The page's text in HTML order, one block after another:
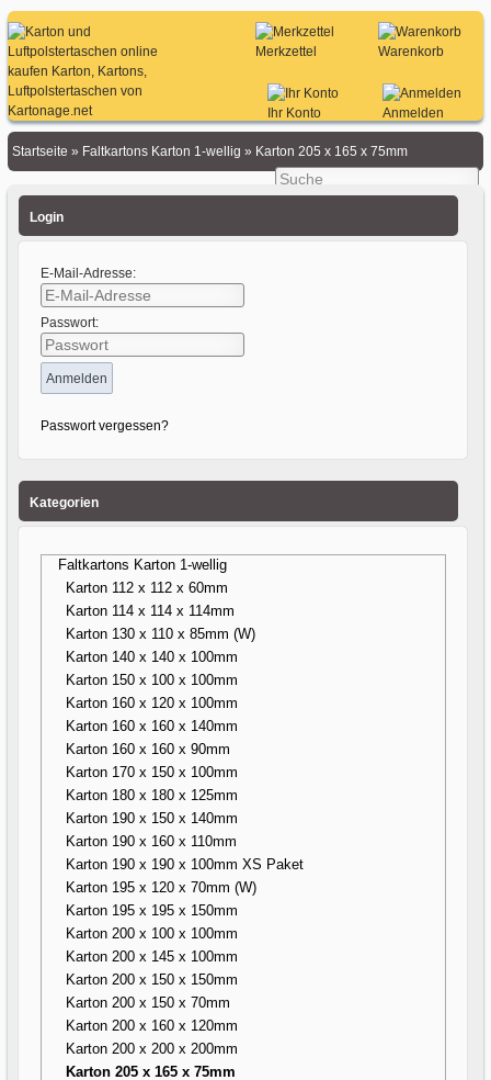
Warenkorb
Merkzettel
Anmelden
Ihr Konto
Startseite » Faltkartons Karton 1-wellig » Karton 205 x 165 x 75mm
Login
E-Mail-Adresse:
Passwort:
Passwort vergessen?
Kategorien
Faltkartons Karton 1-wellig
Karton 112 x 112 x 60mm
Karton 114 x 114 x 114mm
Karton 130 x 110 x 85mm (W)
Karton 140 x 140 x 100mm
Karton 150 x 100 x 100mm
Karton 160 x 120 x 100mm
Karton 160 x 160 x 140mm
Karton 160 x 160 x 90mm
Karton 170 x 150 x 100mm
Karton 180 x 180 x 125mm
Karton 190 x 150 x 140mm
Karton 190 x 160 x 110mm
Karton 190 x 190 x 100mm XS Paket
Karton 195 x 120 x 70mm (W)
Karton 195 x 195 x 150mm
Karton 200 x 100 x 100mm
Karton 200 x 145 x 100mm
Karton 200 x 150 x 150mm
Karton 200 x 150 x 70mm
Karton 200 x 160 x 120mm
Karton 200 x 200 x 200mm
Karton 205 x 165 x 75mm